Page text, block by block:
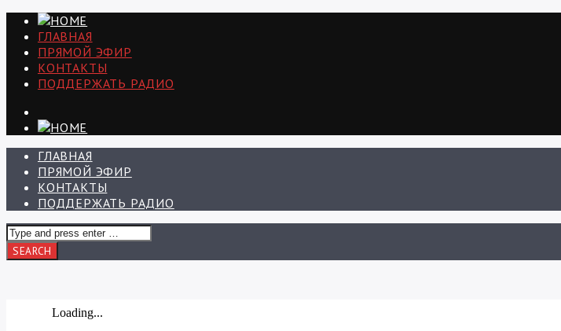
ГЛАВНАЯ
ПРЯМОЙ ЭФИР
КОНТАКТЫ
ПОДДЕРЖАТЬ РАДИО
ГЛАВНАЯ
ПРЯМОЙ ЭФИР
КОНТАКТЫ
ПОДДЕРЖАТЬ РАДИО